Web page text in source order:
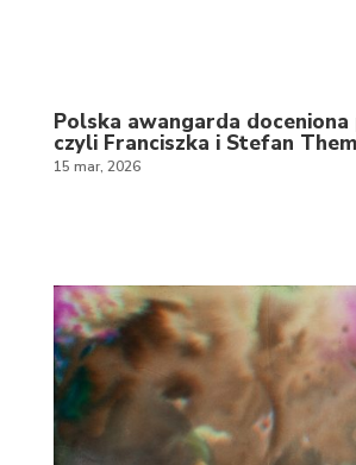
Polska awangarda doceniona
czyli Franciszka i Stefan
15 mar, 2026